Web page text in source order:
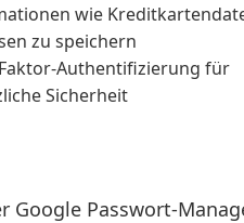
wie
zu speichern
Authentifizierung für
Sicherheit
Google Passwort-